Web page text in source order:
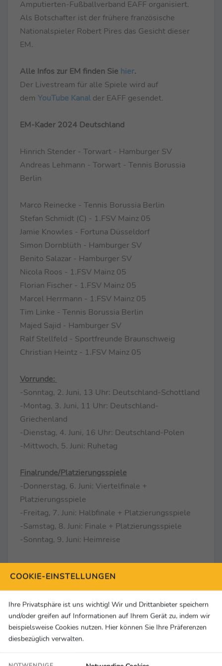
Amputierten-Fußballverband EAFF organisiert.
Als Botschafter ist der frühere französische
Nationalspieler Robert Pires das Gesicht dieser
EM.
Alle Infos zur EM finden Sie hier.
Der Livestream für alle Spiele wird auf
dem YouTube Kanal der EAFF gesendet.
EM-Kader 2024 Deutschland
Hinrich Stender - Torwart - Hamburger SV
Andreas Lehmann - Torwart - Tennis Borussia
Berlin
Marco Reinecke - Tennis Borussia Berlin
Stefan Schmidt (C) - 1.FSV Mainz 05
Jamie Knowles - Fortuna Düsseldorf
Simon Dornblüth - Hamburger SV
Benito Salazar - Hamburger SV
Nicola Roos - 1.FSV Mainz 05
Florian Fischer - 1.FSV Mainz 05
Marcel Herrmann - 1.FSV Mainz 05
Tim Linke - Tennis Borussia Berlin
Majed Sajid - Hamburger SV
Ralf Stellfeld - Sportfreunde Braunschweig
Christian Heintz - 1.FSV Mainz 05
Vorrunde:
-Sonntag, 2. Juni, 13 Uhr: Deutschland-Schottland
-Montag, 3. Juni, 11 Uhr: Deutschland-
Griechenland
-Dienstag, 4. Juni, 16 Uhr: Deutschland-Polen
-Mittwoch, 5. Juni: Ruhetag
Finalrunde/Platzierungsspiele
-Donnerstag, 6. Juni: Viertelfinale +
Platzierungsspiele
-Freitag, 7. Juni: Halbfinale + Platzierungsspiele
-Samstag, 8. Juni: Finale + Platzierungsspiele
-Sonntag, 9. Juni: Heimreise
Kontakt:
DAFL gGmbH
Geschäftsführer: Christian Heintz
Tel: 0170-4749482
Mail:c.heintz@amputierten-fussball.de
Homepage:www.amputierten-fussball.de
Über die DAFL gGmbH
COOKIE-EINSTELLUNGEN
Ihre Privatsphäre ist uns wichtig! Wir und Drittanbieter speichern
und/oder greifen auf Informationen auf Ihrem Gerät zu, indem wir
beispielsweise Cookies nutzen. Hier können Sie Ihre Präferenzen
diesbezüglich verwalten.